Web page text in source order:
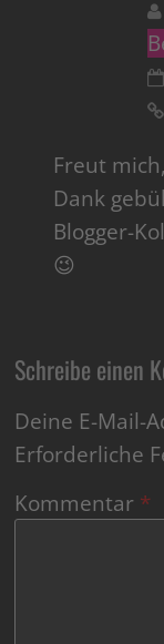
Freut
Dank
Blogger-
😉
Schreibe einen
Deine E-Mail-
Erforderliche
Kommentar *